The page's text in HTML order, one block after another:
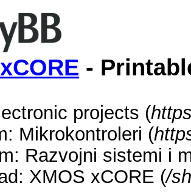
-
projects (
Mikrokontroleri (
Razvojni sistemi i
XMOS xCORE (/